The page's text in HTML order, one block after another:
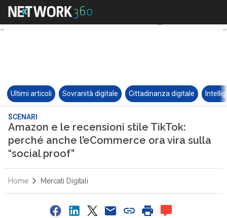
Ultimi articoli Sovranità digitale Cittadinanza digitale
SCENARI
Amazon e le recensioni stile TikTok:
perché anche l’eCommerce ora vira sulla
“social proof”
Home Mercati Digitali